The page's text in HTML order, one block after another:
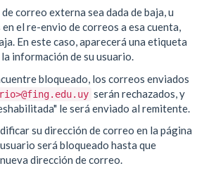
correo externa sea dada de baja, u
el re-envio de correos a esa cuenta,
En este caso, aparecerá una etiqueta
información de su usuario.
bloqueado, los correos enviados
serán rechazados, y
le será enviado al remitente.
su dirección de correo en la página
será bloqueado hasta que
dirección de correo.